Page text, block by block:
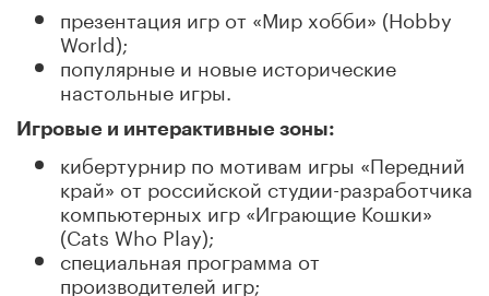
презентация игр от «Мир хобби» (Hobby
World);
популярные и новые исторические
настольные игры.
Игровые и интерактивные зоны:
кибертурнир по мотивам игры «Передний
край» от российской студии-разработчика
компьютерных игр «Играющие Кошки»
(Cats Who Play);
специальная программа от
производителей игр;